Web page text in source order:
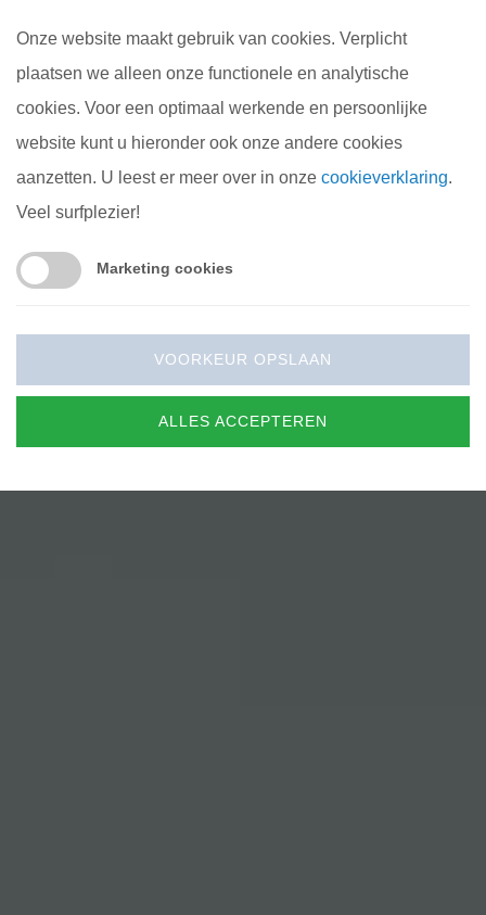
Onze website maakt gebruik van cookies. Verplicht
plaatsen we alleen onze functionele en analytische
cookies. Voor een optimaal werkende en persoonlijke
website kunt u hieronder ook onze andere cookies
aanzetten. U leest er meer over in onze cookieverklaring.
Veel surfplezier!
Marketing cookies
VOORKEUR OPSLAAN
ALLES ACCEPTEREN